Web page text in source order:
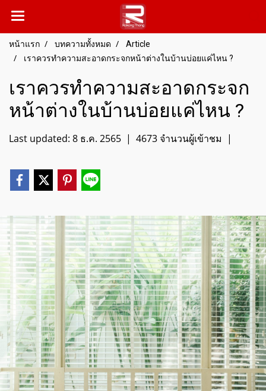
หน้าแรก บทความทั้งหมด
Article
เราควรทำความสะอาดกระจกหน้าต่างในบ้านบ่อยแค่ไหน ?
เราควรทำความสะอาดกระจก
หน้าต่างในบ้านบ่อยแค่ไหน ?
Last updated: 8 ธ.ค. 2565 | 4673 จำนวนผู้เข้าชม |